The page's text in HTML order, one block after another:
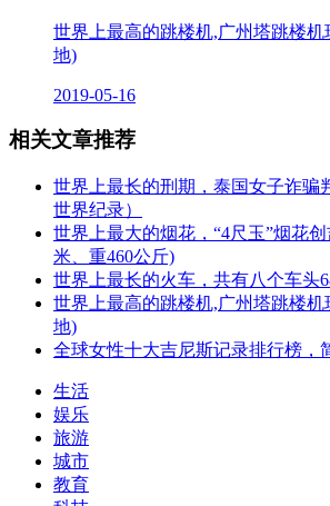
世界上最高的跳楼机,广州塔跳楼机
地)
2019-05-16
相关文章推荐
世界上最长的刑期，泰国女子诈骗
世界纪录）
世界上最大的烟花，“4尺玉”烟花
米、重460公斤)
世界上最长的火车，共有八个车头
世界上最高的跳楼机,广州塔跳楼机
地)
全球女性十大吉尼斯记录排行榜，
生活
娱乐
旅游
城市
教育